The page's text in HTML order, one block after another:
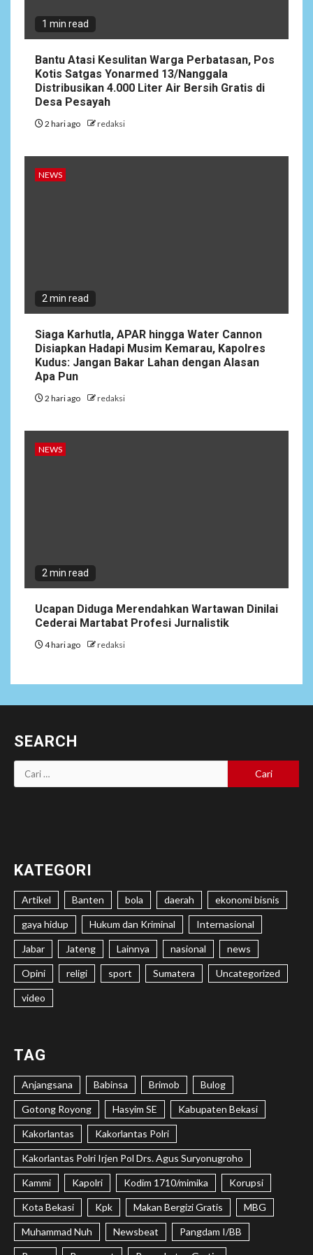
Ucapan Diduga
Merendahkan Wartawan
Dinilai Cederai Martabat
1 min read
Bantu Atasi Kesulitan Warga Perbatasan, Pos
Kotis Satgas Yonarmed 13/Nanggala
Distribusikan 4.000 Liter Air Bersih Gratis di
Desa Pesayah
2 hari ago redaksi
NEWS
2 min read
Siaga Karhutla, APAR hingga Water Cannon
Disiapkan Hadapi Musim Kemarau, Kapolres
Kudus: Jangan Bakar Lahan dengan Alasan
Apa Pun
2 hari ago redaksi
NEWS
2 min read
Ucapan Diduga Merendahkan Wartawan Dinilai
Cederai Martabat Profesi Jurnalistik
4 hari ago redaksi
SEARCH
Cari
untuk:
KATEGORI
Artikel Banten bola daerah ekonomi bisnis
gaya hidup Hukum dan Kriminal Internasional
Jabar Jateng Lainnya nasional news
Opini religi sport Sumatera Uncategorized
video
TAG
Anjangsana Babinsa Brimob Bulog
Gotong Royong Hasyim SE Kabupaten Bekasi
Kakorlantas Kakorlantas Polri
Kakorlantas Polri Irjen Pol Drs. Agus Suryonugroho
Kammi Kapolri Kodim 1710/mimika Korupsi
Kota Bekasi Kpk Makan Bergizi Gratis MBG
Muhammad Nuh Newsbeat Pangdam I/BB